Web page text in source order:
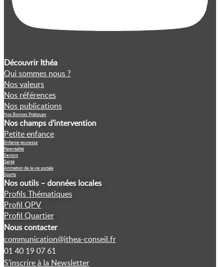
Découvrir Ithéa
Qui sommes nous ?
Nos valeurs
Nos références
Nos publications
Nos Bonnes Pratiques
Nos champs d’intervention
Petite enfance
Enfance-jeunesse
Parentalité
Seniors
Santé
Animation de la vie sociale
Sports
Nos outils – données locales
Profils Thématiques
Profil QPV
Profil Quartier
Nous contacter
communication@ithea-conseil.fr
01 40 19 07 61
S’inscrire à la Newsletter